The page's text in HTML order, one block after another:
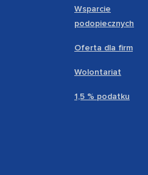
Wsparcie
podopiecznych
Oferta dla firm
Wolontariat
1,5 % podatku